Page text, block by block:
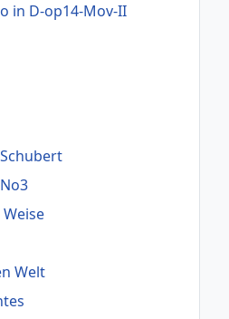
in D-op14-Mov-II
Welt